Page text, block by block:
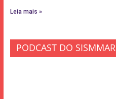
Leia mais »
PODCAST DO SISMMAR